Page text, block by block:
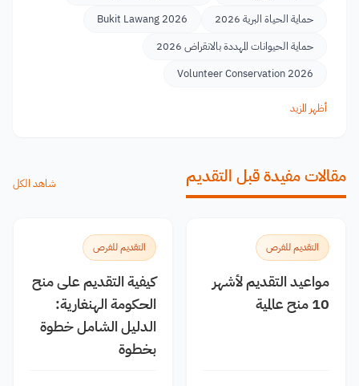
حماية الحياة البرية 2026
Bukit Lawang 2026
حماية الحيوانات المهددة بالانقراض 2026
Volunteer Conservation 2026
أظهر المزيد
مقالات مفيدة قبل التقديم شاهد الكل
التقديم للفرص
مواعيد التقديم لأشهر
10 منح عالمية
التقديم للفرص
كيفية التقديم على منح
الحكومة الهنغارية:
الدليل الشامل خطوة
بخطوة